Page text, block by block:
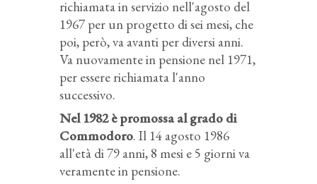
richiamata in servizio nell'agosto del
1967 per un progetto di sei mesi, che
poi, però, va avanti per diversi anni.
Va nuovamente in pensione nel 1971,
per essere richiamata l'anno
successivo.
Nel 1982 è promossa al grado di
Commodoro. Il 14 agosto 1986
all'età di 79 anni, 8 mesi e 5 giorni va
veramente in pensione.